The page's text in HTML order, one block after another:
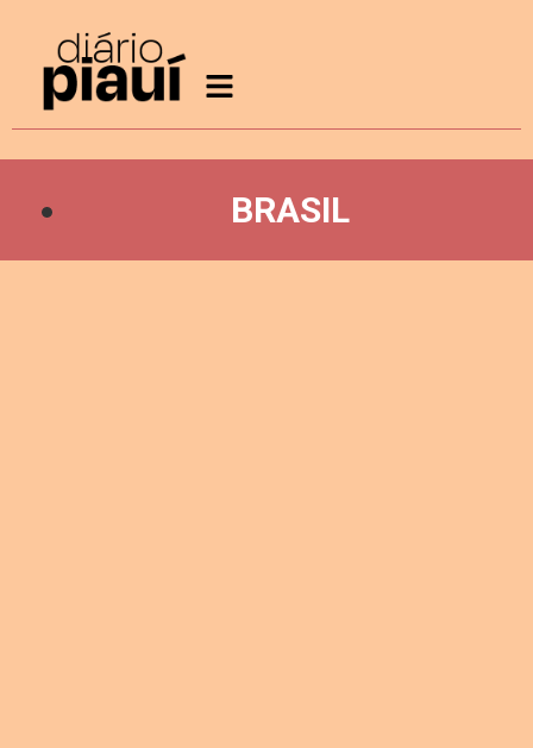
BRASIL